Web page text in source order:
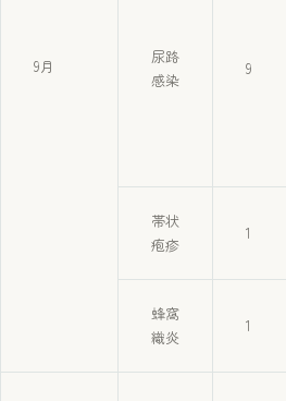
9月
尿路
感染
9
帯状
疱疹
1
蜂窩
織炎
1